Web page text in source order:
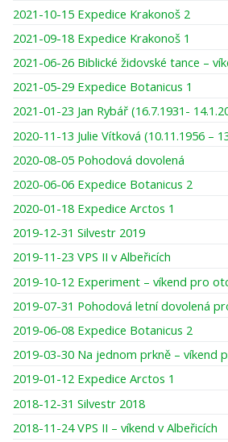
2021-10-15 Expedice Krakonoš 2
2021-09-18 Expedice Krakonoš 1
2021-06-26 Biblické židovské tance –
2021-05-29 Expedice Botanicus 1
2021-01-23 Jan Rybář (16.7.1931-
2020-11-13 Julie Vítková (10.11.1956 –
2020-08-05 Pohodová dovolená
2020-06-06 Expedice Botanicus 2
2020-01-18 Expedice Arctos 1
2019-12-31 Silvestr 2019
2019-11-23 VPS II v Albeřicích
2019-07-31 Pohodová letní dovolená
2019-06-08 Expedice Botanicus 2
2019-03-30 Na jednom prkně – víkend
2019-01-12 Expedice Arctos 1
2018-12-31 Silvestr 2018
2018-11-24 VPS II – víkend v Albeřicích